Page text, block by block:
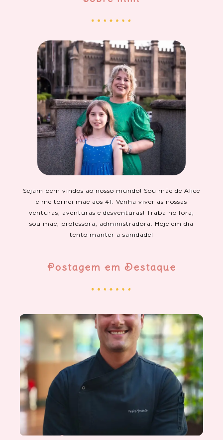
Sejam bem vindos ao nosso mundo! Sou mãe de Alice
e me tornei mãe aos 41. Venha viver as nossas
venturas, aventuras e desventuras! Trabalho fora,
sou mãe, professora, administradora. Hoje em dia
tento manter a sanidade!
Postagem em Destaque